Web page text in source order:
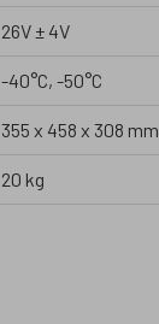
26V ± 4V
-40°C, -50°C
355 x 458 x 308 mm
20 kg